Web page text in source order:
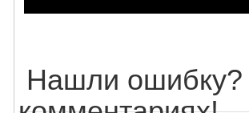
Нашли ошибку?